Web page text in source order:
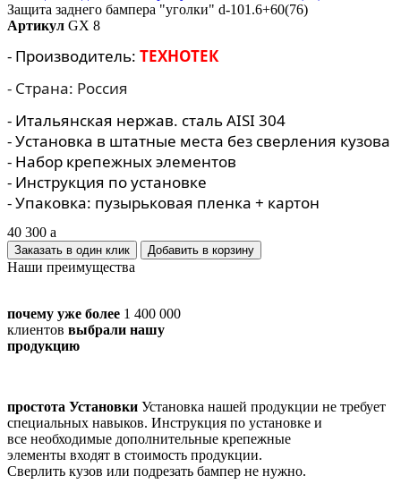
Защита заднего бампера "уголки" d-101.6+60(76)
Артикул GX 8
- Производитель: ТЕХНОТЕК
- Страна: Россия
- Итальянская нержав. сталь AISI 304
- Установка в штатные места без сверления кузова
- Набор крепежных элементов
- Инструкция по установке
- Упаковка: пузырьковая пленка + картон
40 300 a
Заказать в один клик
Наши преимущества
почему уже более 1 400 000
клиентов выбрали нашу
продукцию
простота Установки Установка нашей продукции не требует
специальных навыков. Инструкция по установке и
все необходимые дополнительные крепежные
элементы входят в стоимость продукции.
Сверлить кузов или подрезать бампер не нужно.